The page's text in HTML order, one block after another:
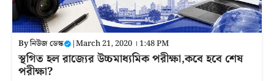
Byনিউজ ডেস্ক |March 21, 2020 । 1:48 PM
স্থগিত হল রাজ্যের উচ্চমাধ্যমিক পরীক্ষা,কবে হবে শেষ
পরীক্ষা?